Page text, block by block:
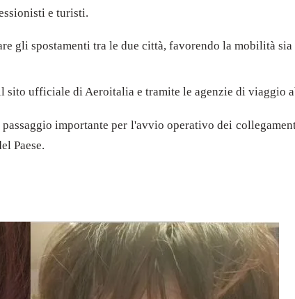
e turisti.
gli spostamenti tra le due città, favorendo la mobilità
ufficiale di Aeroitalia e tramite le agenzie di viaggio
importante per l'avvio operativo dei
Paese.